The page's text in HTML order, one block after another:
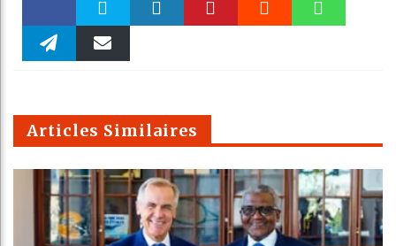
Faceboo Twitter
m
Articles Similaires